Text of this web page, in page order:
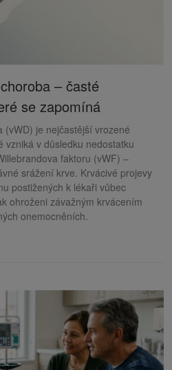
– časté
se zapomíná
(vWD) je nejčastější vrozené
vzniká v důsledku nedostatku
faktoru (vWF) –
srážení krve. Krvácivé projevy
postižených k lékaři vůbec
ohroženi závažným krvácením
onemocněních.